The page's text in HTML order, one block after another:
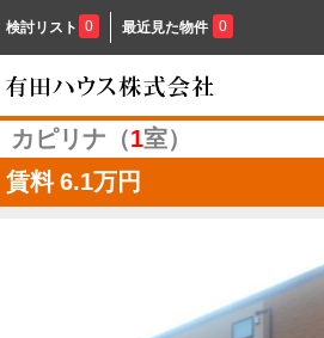
検討リスト 0 最近見た物件 0
カピリナ（1室）
賃料 6.1万円